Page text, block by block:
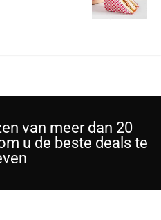
van meer dan 20
u de beste deals te